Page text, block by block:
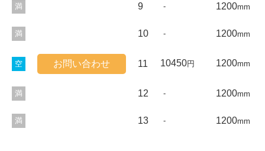
満 9 - 1200mm
満 10 - 1200mm
空 11 10450円 1200mm
満 12 - 1200mm
満 13 - 1200mm